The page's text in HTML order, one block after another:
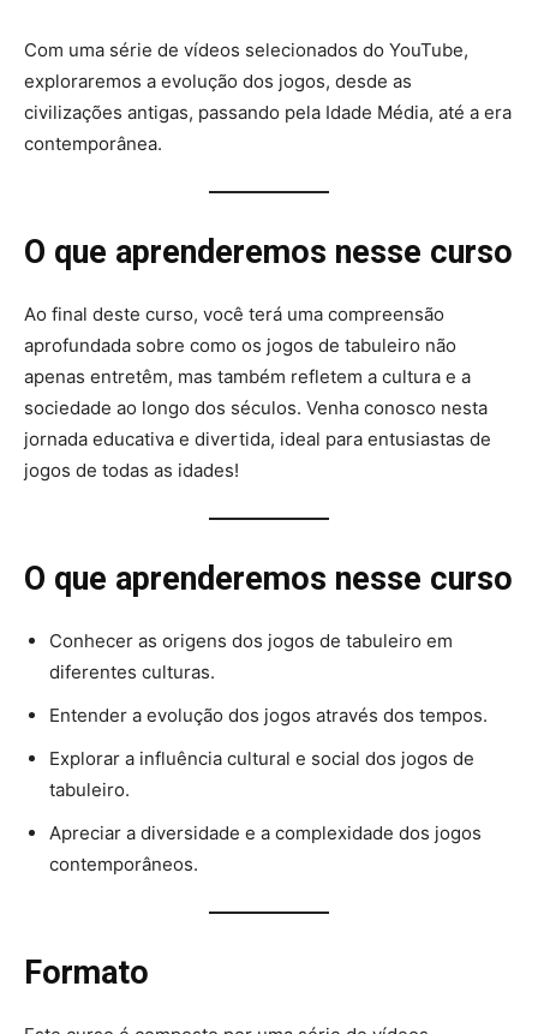
Com uma série de vídeos selecionados do YouTube,
exploraremos a evolução dos jogos, desde as
civilizações antigas, passando pela Idade Média, até a era
contemporânea.
O que aprenderemos nesse curso
Ao final deste curso, você terá uma compreensão
aprofundada sobre como os jogos de tabuleiro não
apenas entretêm, mas também refletem a cultura e a
sociedade ao longo dos séculos. Venha conosco nesta
jornada educativa e divertida, ideal para entusiastas de
jogos de todas as idades!
O que aprenderemos nesse curso
Conhecer as origens dos jogos de tabuleiro em
diferentes culturas.
Entender a evolução dos jogos através dos tempos.
Explorar a influência cultural e social dos jogos de
tabuleiro.
Apreciar a diversidade e a complexidade dos jogos
contemporâneos.
Formato